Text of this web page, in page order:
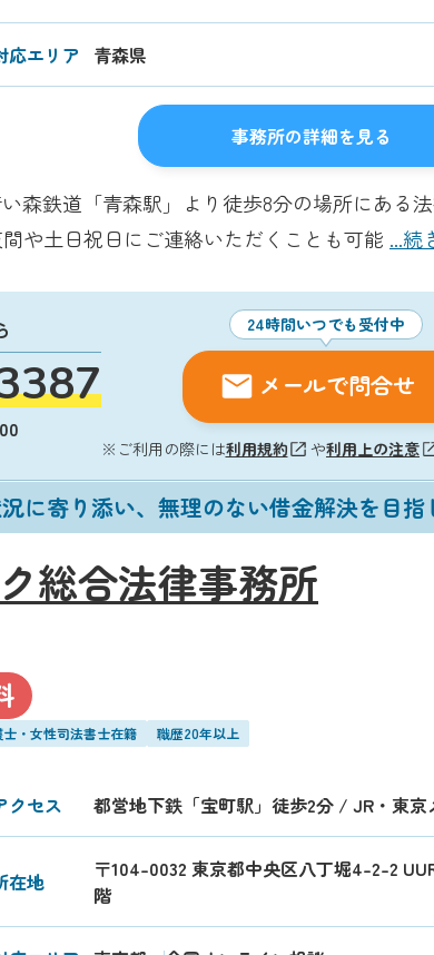
応エリア 青森県
事務所の詳細を見る
森鉄道「青森駅」より徒歩8分の場所にある
や土日祝日にご連絡いただくことも可能 ...続
24時間いつでも受付中
メールで問合せ
※ご利用の際には利用規約 や利用上の注意
に寄り添い、無理のない借金解決を目指
総合法律事務所
・女性司法書士在籍 職歴20年以上
クセス 都営地下鉄「宝町駅」徒歩2分 / JR・東
在地
〒104-0032 東京都中央区八丁堀4-2-2
階